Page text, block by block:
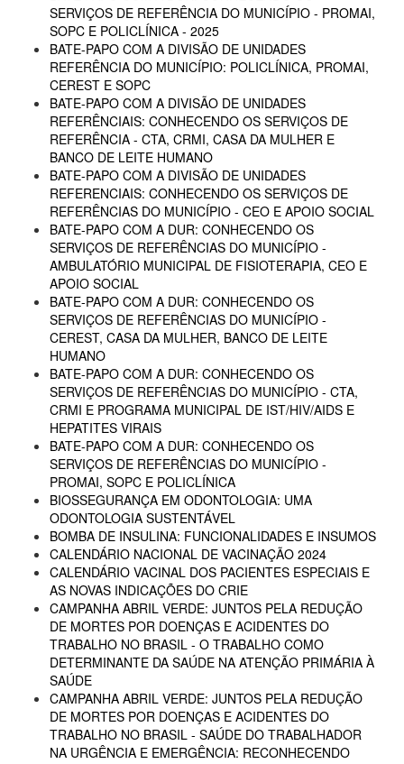
SERVIÇOS DE REFERÊNCIA DO MUNICÍPIO - PROMAI,
SOPC E POLICLÍNICA - 2025
BATE-PAPO COM A DIVISÃO DE UNIDADES
REFERÊNCIA DO MUNICÍPIO: POLICLÍNICA, PROMAI,
CEREST E SOPC
BATE-PAPO COM A DIVISÃO DE UNIDADES
REFERÊNCIAIS: CONHECENDO OS SERVIÇOS DE
REFERÊNCIA - CTA, CRMI, CASA DA MULHER E
BANCO DE LEITE HUMANO
BATE-PAPO COM A DIVISÃO DE UNIDADES
REFERENCIAIS: CONHECENDO OS SERVIÇOS DE
REFERÊNCIAS DO MUNICÍPIO - CEO E APOIO SOCIAL
BATE-PAPO COM A DUR: CONHECENDO OS
SERVIÇOS DE REFERÊNCIAS DO MUNICÍPIO -
AMBULATÓRIO MUNICIPAL DE FISIOTERAPIA, CEO E
APOIO SOCIAL
BATE-PAPO COM A DUR: CONHECENDO OS
SERVIÇOS DE REFERÊNCIAS DO MUNICÍPIO -
CEREST, CASA DA MULHER, BANCO DE LEITE
HUMANO
BATE-PAPO COM A DUR: CONHECENDO OS
SERVIÇOS DE REFERÊNCIAS DO MUNICÍPIO - CTA,
CRMI E PROGRAMA MUNICIPAL DE IST/HIV/AIDS E
HEPATITES VIRAIS
BATE-PAPO COM A DUR: CONHECENDO OS
SERVIÇOS DE REFERÊNCIAS DO MUNICÍPIO -
PROMAI, SOPC E POLICLÍNICA
BIOSSEGURANÇA EM ODONTOLOGIA: UMA
ODONTOLOGIA SUSTENTÁVEL
BOMBA DE INSULINA: FUNCIONALIDADES E INSUMOS
CALENDÁRIO NACIONAL DE VACINAÇÃO 2024
CALENDÁRIO VACINAL DOS PACIENTES ESPECIAIS E
AS NOVAS INDICAÇÕES DO CRIE
CAMPANHA ABRIL VERDE: JUNTOS PELA REDUÇÃO
DE MORTES POR DOENÇAS E ACIDENTES DO
TRABALHO NO BRASIL - O TRABALHO COMO
DETERMINANTE DA SAÚDE NA ATENÇÃO PRIMÁRIA À
SAÚDE
CAMPANHA ABRIL VERDE: JUNTOS PELA REDUÇÃO
DE MORTES POR DOENÇAS E ACIDENTES DO
TRABALHO NO BRASIL - SAÚDE DO TRABALHADOR
NA URGÊNCIA E EMERGÊNCIA: RECONHECENDO